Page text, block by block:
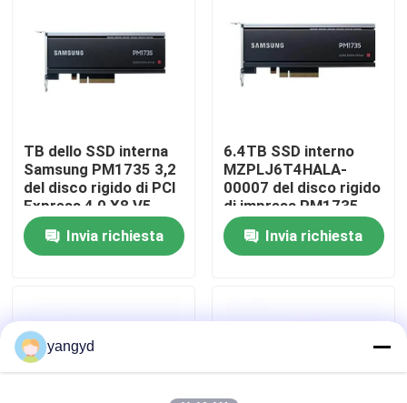
Visita alla fabbrica
Contattaci
Notizie
VR Show
TB dello SSD interna
Samsung PM1735 3,2
del disco rigido di PCI
Express 4,0 X8 V5
Invia richiesta
6.4TB SSD interno
MZPLJ6T4HALA-
00007 del disco rigido
di impresa PM1735
dello SSD Nvme
Invia richiesta
yangyd